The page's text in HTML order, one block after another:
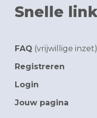
Snelle
FAQ (vrijwillige inzet)
Registreren
Login
Jouw pagina